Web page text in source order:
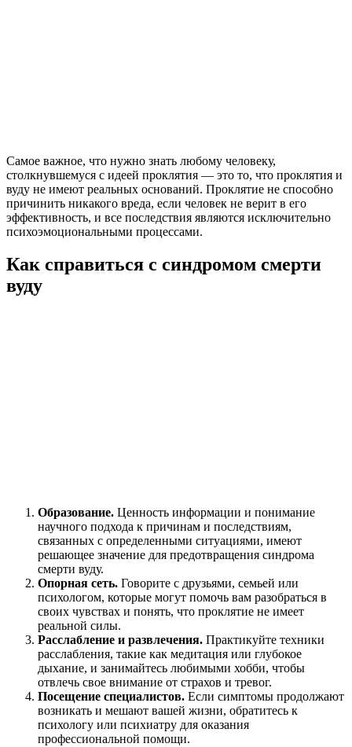
Самое важное, что нужно знать любому человеку,
столкнувшемуся с идеей проклятия — это то, что проклятия и
вуду не имеют реальных оснований. Проклятие не способно
причинить никакого вреда, если человек не верит в его
эффективность, и все последствия являются исключительно
психоэмоциональными процессами.
Как справиться с синдромом смерти
вуду
Образование. Ценность информации и понимание
научного подхода к причинам и последствиям,
связанных с определенными ситуациями, имеют
решающее значение для предотвращения синдрома
смерти вуду.
Опорная сеть. Говорите с друзьями, семьей или
психологом, которые могут помочь вам разобраться в
своих чувствах и понять, что проклятие не имеет
реальной силы.
Расслабление и развлечения. Практикуйте техники
расслабления, такие как медитация или глубокое
дыхание, и занимайтесь любимыми хобби, чтобы
отвлечь свое внимание от страхов и тревог.
Посещение специалистов. Если симптомы продолжают
возникать и мешают вашей жизни, обратитесь к
психологу или психиатру для оказания
профессиональной помощи.